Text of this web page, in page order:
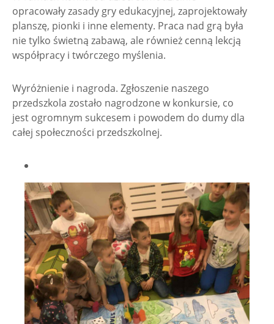
opracowały zasady gry edukacyjnej, zaprojektowały
planszę, pionki i inne elementy. Praca nad grą była
nie tylko świetną zabawą, ale również cenną lekcją
współpracy i twórczego myślenia.
Wyróżnienie i nagroda. Zgłoszenie naszego
przedszkola zostało nagrodzone w konkursie, co
jest ogromnym sukcesem i powodem do dumy dla
całej społeczności przedszkolnej.